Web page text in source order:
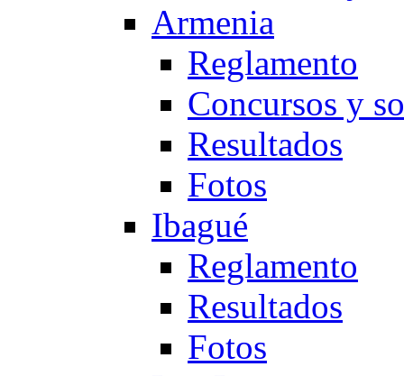
Armenia
Reglamento
Concursos y
Resultados
Fotos
Ibagué
Reglamento
Resultados
Fotos